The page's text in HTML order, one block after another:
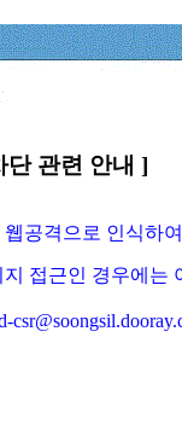
단 관련 안내 ]
공격으로 인식하
접근인 경우에는